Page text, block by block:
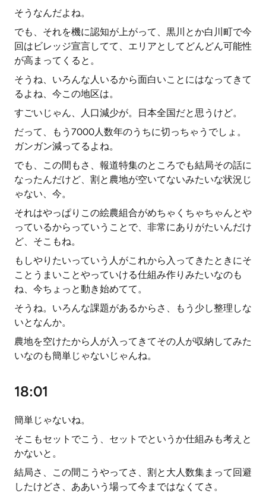
そうなんだよね。
でも、それを機に認知が上がって、黒川とか白川町で今
回はビレッジ宣言してて、エリアとしてどんどん可能性
が高まってくると。
そうね、いろんな人いるから面白いことにはなってきて
るよね、今この地区は。
すごいじゃん、人口減少が。日本全国だと思うけど。
だって、もう7000人数年のうちに切っちゃうでしょ。
ガンガン減ってるよね。
でも、この間もさ、報道特集のところでも結局その話に
なったんだけど、割と農地が空いてないみたいな状況じ
ゃない、今。
それはやっぱりこの絵農組合がめちゃくちゃちゃんとや
っているからっていうことで、非常にありがたいんだけ
ど、そこもね。
もしやりたいっていう人がこれから入ってきたときにそ
ことうまいことやっていける仕組み作りみたいなのも
ね、今ちょっと動き始めてて。
そうね。いろんな課題があるからさ、もう少し整理しな
いとなんか。
農地を空けたから人が入ってきてその人が収納してみた
いなのも簡単じゃないじゃんね。
18:01
簡単じゃないね。
そこもセットでこう、セットでというか仕組みも考えと
かないと。
結局さ、この間こうやってさ、割と大人数集まって回避
したけどさ、ああいう場って今まではなくてさ。